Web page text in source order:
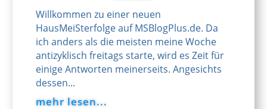
Willkommen zu einer neuen
HausMeiSterfolge auf MSBlogPlus.de. Da
ich anders als die meisten meine Woche
antizyklisch freitags starte, wird es Zeit für
einige Antworten meinerseits. Angesichts
dessen...
mehr lesen...